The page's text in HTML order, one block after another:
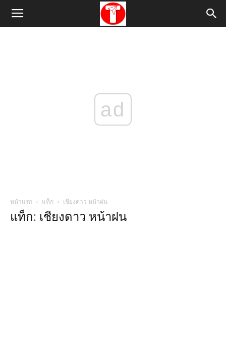
ad
หน้าแรก แท็ก เชียงดาว หน้าฝน
แท็ก: เชียงดาว หน้าฝน